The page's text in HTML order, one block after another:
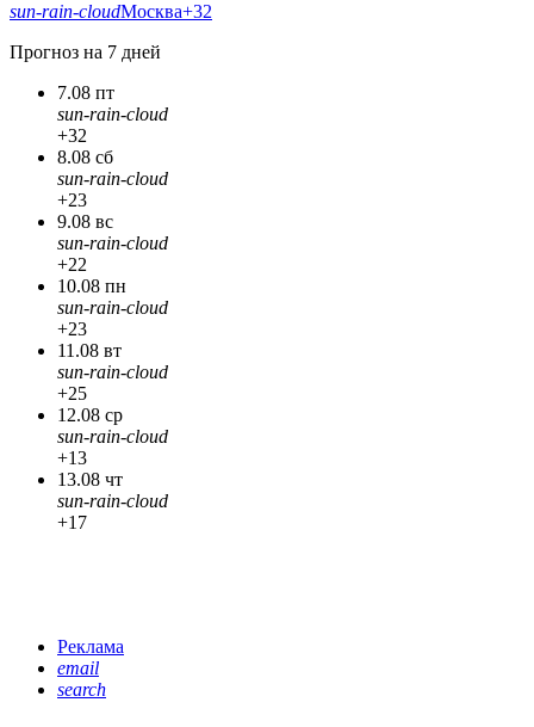
sun-rain-cloudМосква+32
Прогноз на 7 дней
7.08 пт
sun-rain-cloud
+32
8.08 сб
sun-rain-cloud
+23
9.08 вс
sun-rain-cloud
+22
10.08 пн
sun-rain-cloud
+23
11.08 вт
sun-rain-cloud
+25
12.08 ср
sun-rain-cloud
+13
13.08 чт
sun-rain-cloud
+17
Реклама
email
search